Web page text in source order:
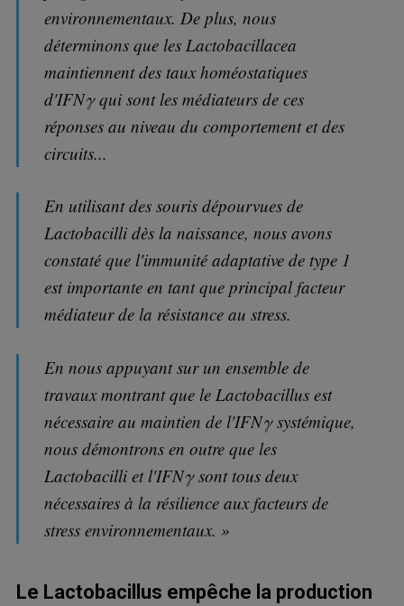
environnementaux. De plus, nous
déterminons que les Lactobacillacea
maintiennent des taux homéostatiques
d'IFNγ qui sont les médiateurs de ces
réponses au niveau du comportement et des
circuits...
En utilisant des souris dépourvues de
Lactobacilli dès la naissance, nous avons
constaté que l'immunité adaptative de type 1
est importante en tant que principal facteur
médiateur de la résistance au stress.
En nous appuyant sur un ensemble de
travaux montrant que le Lactobacillus est
nécessaire au maintien de l'IFNγ systémique,
nous démontrons en outre que les
Lactobacilli et l'IFNγ sont tous deux
nécessaires à la résilience aux facteurs de
stress environnementaux. »
Le Lactobacillus empêche la production